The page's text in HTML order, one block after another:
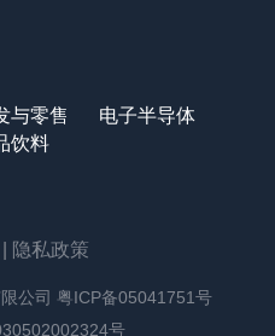
与零售
电子半导体
饮料
隐私政策
公司 粤ICP备05041751号
号